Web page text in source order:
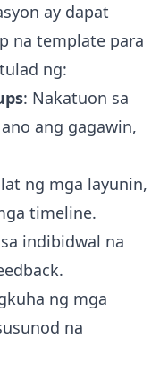
ay dapat
na template para
ng:
: Nakatuon sa
ang gagawin,
ng mga layunin,
timeline.
indibidwal na
ng mga
na